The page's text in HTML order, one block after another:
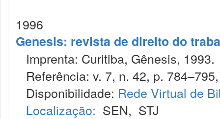
1996
Genesis: revista de direito do
Imprenta: Curitiba, Gênesis, 1993.
Referência: v. 7, n. 42, p.
Disponibilidade: Rede Virtual de
Localização: SEN, STJ